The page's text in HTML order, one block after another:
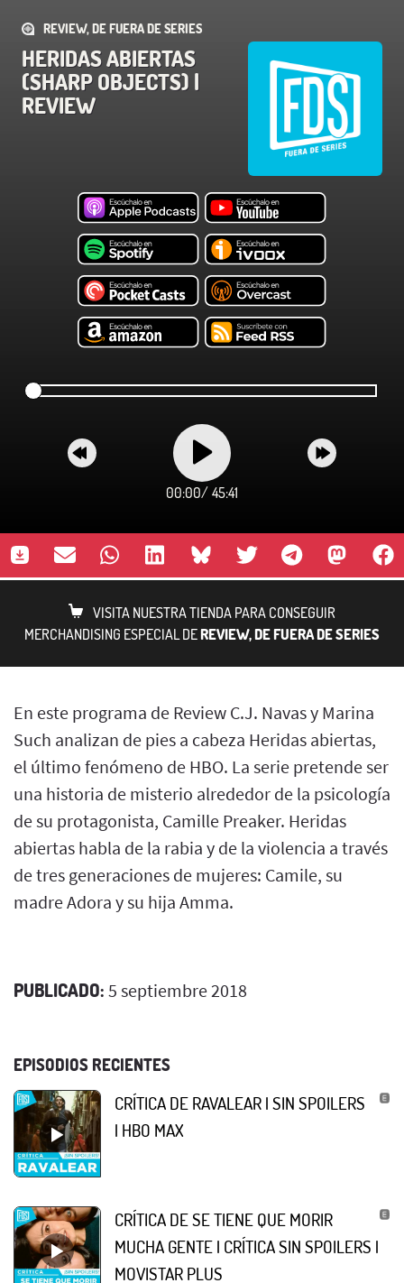
REVIEW, DE FUERA DE SERIES
HERIDAS ABIERTAS
(SHARP OBJECTS) |
REVIEW
00:00/ 45:41
VISITA NUESTRA TIENDA PARA CONSEGUIR
MERCHANDISING ESPECIAL DEREVIEW, DE FUERA DE SERIES
En este programa de Review C.J. Navas y Marina
Such analizan de pies a cabeza Heridas abiertas,
el último fenómeno de HBO. La serie pretende ser
una historia de misterio alrededor de la psicología
de su protagonista, Camille Preaker. Heridas
abiertas habla de la rabia y de la violencia a través
de tres generaciones de mujeres: Camile, su
madre Adora y su hija Amma.
PUBLICADO: 5 septiembre 2018
EPISODIOS RECIENTES
CRÍTICA DE RAVALEAR | SIN SPOILERS
| HBO MAX
CRÍTICA DE SE TIENE QUE MORIR
MUCHA GENTE | CRÍTICA SIN SPOILERS |
MOVISTAR PLUS